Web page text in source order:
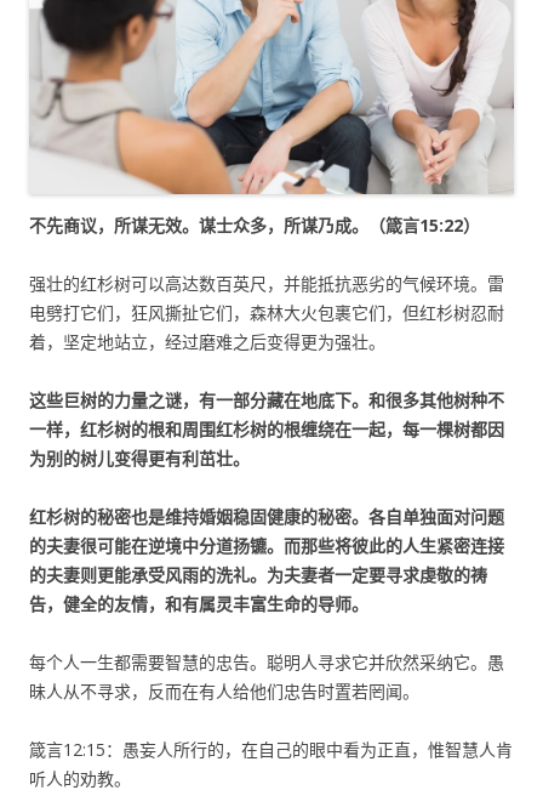
不先商议，所谋无效。谋士众多，所谋乃成。（箴言15:22）
强壮的红杉树可以高达数百英尺，并能抵抗恶劣的气候环境。雷
电劈打它们，狂风撕扯它们，森林大火包裹它们，但红杉树忍耐
着，坚定地站立，经过磨难之后变得更为强壮。
这些巨树的力量之谜，有一部分藏在地底下。和很多其他树种不
一样，红杉树的根和周围红杉树的根缠绕在一起，每一棵树都因
为别的树儿变得更有利茁壮。
红杉树的秘密也是维持婚姻稳固健康的秘密。各自单独面对问题
的夫妻很可能在逆境中分道扬镳。而那些将彼此的人生紧密连接
的夫妻则更能承受风雨的洗礼。为夫妻者一定要寻求虔敬的祷
告，健全的友情，和有属灵丰富生命的导师。
每个人一生都需要智慧的忠告。聪明人寻求它并欣然采纳它。愚
昧人从不寻求，反而在有人给他们忠告时置若罔闻。
箴言12:15：愚妄人所行的，在自己的眼中看为正直，惟智慧人肯
听人的劝教。